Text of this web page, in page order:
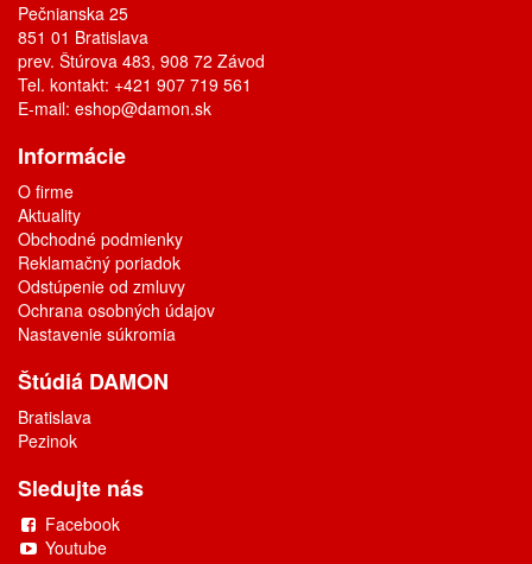
Pečnianska 25
851 01 Bratislava
prev. Štúrova 483, 908 72 Závod
Tel. kontakt: +421 907 719 561
E-mail: eshop@damon.sk
Informácie
O firme
Aktuality
Obchodné podmienky
Reklamačný poriadok
Odstúpenie od zmluvy
Ochrana osobných údajov
Nastavenie súkromia
Štúdiá DAMON
Bratislava
Pezinok
Sledujte nás
Facebook
Youtube